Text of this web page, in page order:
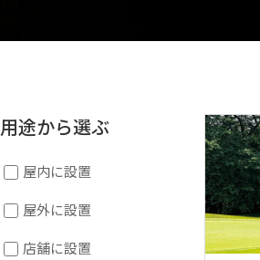
用途から選ぶ
屋内に設置
屋外に設置
店舗に設置